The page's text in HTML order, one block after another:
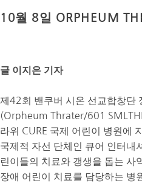
10월 8일 ORPHEUM
글 이지은 기자
제42회 밴쿠버 시온 선교합창단
(Orpheum Thrater/601
라위 CURE 국제 어린이 병원에
국제적 자선 단체인 큐어 인터내
린이들의 치료와 갱생을 돕는 사
장애 어린이 치료를 담당하는 병